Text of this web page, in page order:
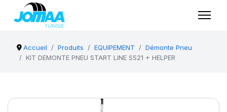
Accueil Produits EQUIPEMENT
Démonte Pneu
KIT DEMONTE PNEU START LINE S521 + HELPER